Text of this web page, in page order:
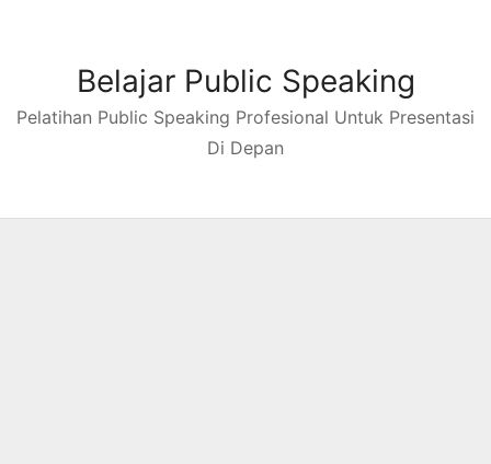
Belajar Public Speaking
Pelatihan Public Speaking Profesional Untuk Presentasi
Di Depan